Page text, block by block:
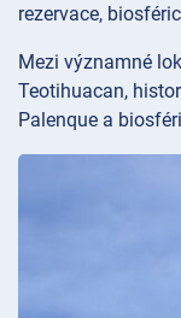
rezervace,
Mezi významné
Teotihuacan,
Palenque a